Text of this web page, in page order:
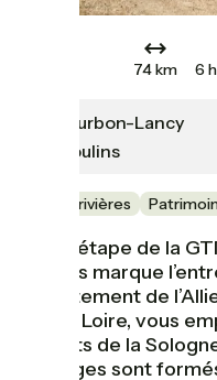
74 km 6
Bourbon-Lancy
Moulins
Lacs & rivières
Cette étape de la
Moulins marque
département de
fleuve Loire, vous
roulants de la
paysages sont